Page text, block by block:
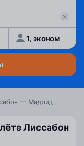
1, эконом
— Мадрид
Лиссабон